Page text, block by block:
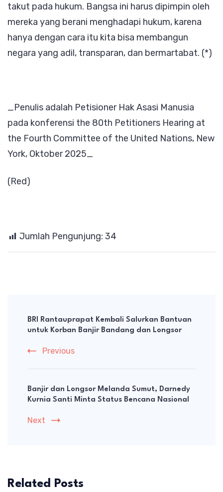
takut pada hukum. Bangsa ini harus dipimpin oleh
mereka yang berani menghadapi hukum, karena
hanya dengan cara itu kita bisa membangun
negara yang adil, transparan, dan bermartabat. (*)
_Penulis adalah Petisioner Hak Asasi Manusia
pada konferensi the 80th Petitioners Hearing at
the Fourth Committee of the United Nations, New
York, Oktober 2025_
(Red)
Jumlah Pengunjung: 34
Navigation
BRI Rantauprapat Kembali Salurkan Bantuan
untuk Korban Banjir Bandang dan Longsor
Previous
Banjir dan Longsor Melanda Sumut, Darnedy
Kurnia Santi Minta Status Bencana Nasional
Next
Related Posts